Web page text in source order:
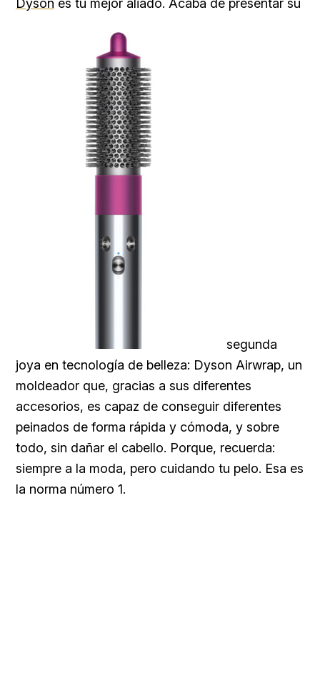
segunda
joya en tecnología de belleza: Dyson Airwrap, un
moldeador que, gracias a sus diferentes
accesorios, es capaz de conseguir diferentes
peinados de forma rápida y cómoda, y sobre
todo, sin dañar el cabello. Porque, recuerda:
siempre a la moda, pero cuidando tu pelo. Esa es
la norma número 1.